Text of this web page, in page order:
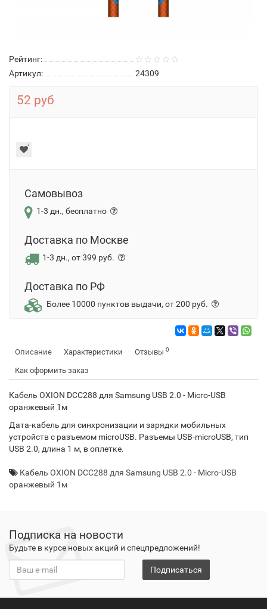
Рейтинг:
Артикул:
24309
52 руб
Самовывоз
1-3 дн., бесплатно
Доставка по Москве
1-3 дн., от 399 руб.
Доставка по РФ
Более 10000 пунктов выдачи, от 200 руб.
Описание Характеристики Отзывы 0
Как оформить заказ
Кабель OXION DCC288 для Samsung USB 2.0 - Micro-USB
оранжевый 1м
Дата-кабель для синхронизации и зарядки мобильных
устройств с разъемом microUSB. Разъемы USB-microUSB, тип
USB 2.0, длина 1 м, в оплетке.
Кабель OXION DCC288 для Samsung USB 2.0 - Micro-USB
оранжевый 1м
Подписка на новости
Будьте в курсе новых акций и спецпредложений!
Подписаться